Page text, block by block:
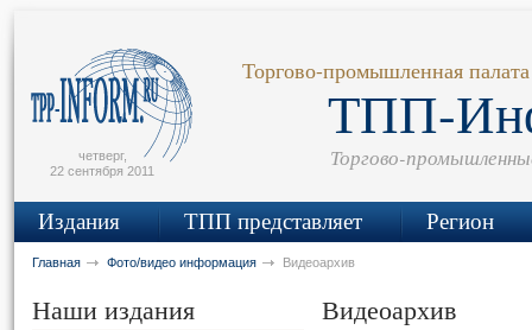
четверг,
22 сентября 2011
Торгово-промышленная
ТПП-
Торгово-
Издания ТПП представляет Регион
Главная Фото/видео информация Видеоархив
Наши издания
Видеоархив